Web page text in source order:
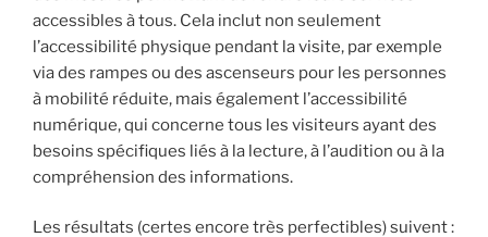
accessibles à tous. Cela inclut non seulement
l’accessibilité physique pendant la visite, par exemple
via des rampes ou des ascenseurs pour les personnes
à mobilité réduite, mais également l’accessibilité
numérique, qui concerne tous les visiteurs ayant des
besoins spécifiques liés à la lecture, à l’audition ou à la
compréhension des informations.
Les résultats (certes encore très perfectibles) suivent :